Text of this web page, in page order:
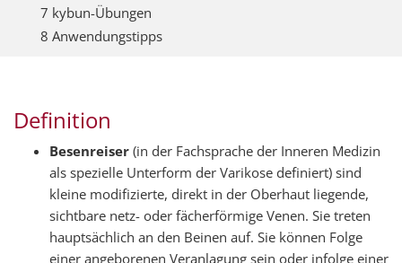
7 kybun-Übungen
8 Anwendungstipps
Definition
Besenreiser (in der Fachsprache der Inneren Medizin
als spezielle Unterform der Varikose definiert) sind
kleine modifizierte, direkt in der Oberhaut liegende,
sichtbare netz- oder fächerförmige Venen. Sie treten
hauptsächlich an den Beinen auf. Sie können Folge
einer angeborenen Veranlagung sein oder infolge einer